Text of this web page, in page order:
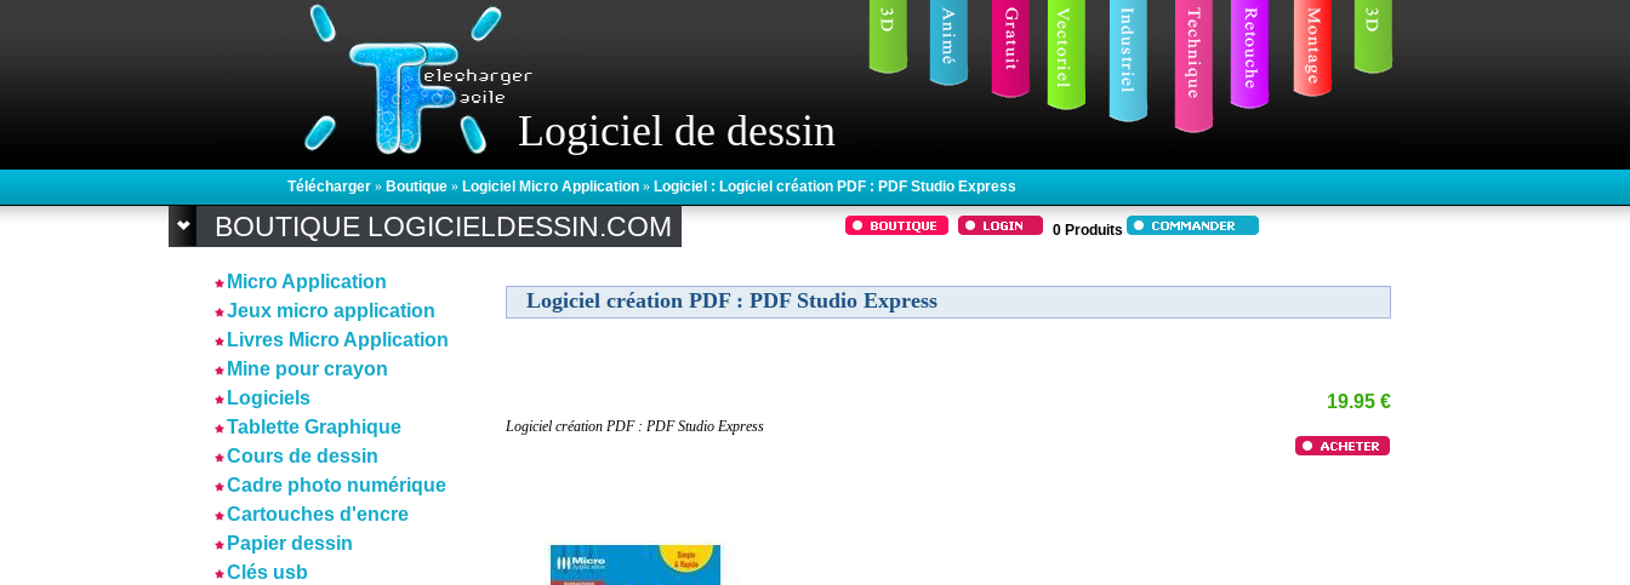
Logiciel de dessin
Télécharger » Boutique » Logiciel Micro Application » Logiciel : Logiciel création PDF : PDF Studio Express
0 Produits
BOUTIQUE LOGICIELDESSIN.COM
Micro Application
Jeux micro application
Livres Micro Application
Mine pour crayon
Logiciels
Tablette Graphique
Cours de dessin
Cadre photo numérique
Cartouches d'encre
Papier dessin
Clés usb
Logiciel création PDF : PDF Studio Express
Logiciel création PDF : PDF Studio Express
19.95 €